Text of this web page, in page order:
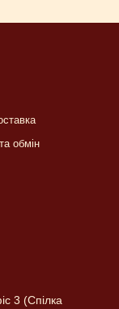
обмін
3 (Спілка